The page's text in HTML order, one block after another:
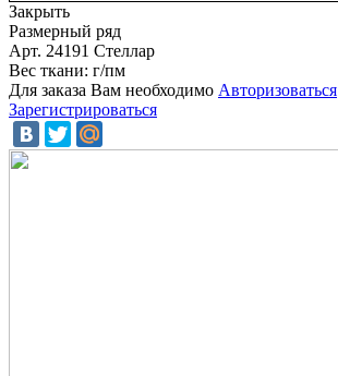
Закрыть
Размерный ряд
Арт. 24191 Стеллар
Вес ткани: г/пм
Для заказа Вам необходимо Авторизоваться
Зарегистрироваться